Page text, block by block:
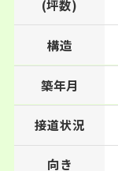
(坪数)
構造
築年月
接道状況
向き